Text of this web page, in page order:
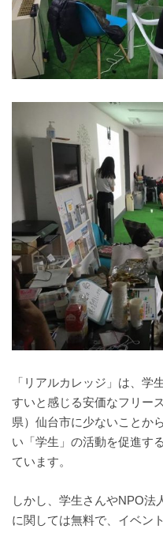
「リアルカレッジ」は、学
すいと感じる安価なフリー
県）仙台市に少ないことか
い「学生」の活動を促進す
ています。
しかし、学生さんやNPO法
に関しては無料で、イベン